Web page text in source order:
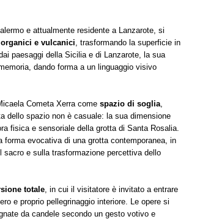
e attualmente residente a Lanzarote, si
e vulcanici , trasformando la superficie in
paesaggi della Sicilia e di Lanzarote, la sua
dando forma a un linguaggio visivo
Cometa Xerra come spazio di soglia
dello spazio non è casuale: la sua dimensione
fisica e sensoriale della grotta di Santa Rosalia.
evocativa di una grotta contemporanea, in
e sulla trasformazione percettiva dello
totale , in cui il visitatore è invitato a entrare
e proprio pellegrinaggio interiore. Le opere si
da candele secondo un gesto votivo e